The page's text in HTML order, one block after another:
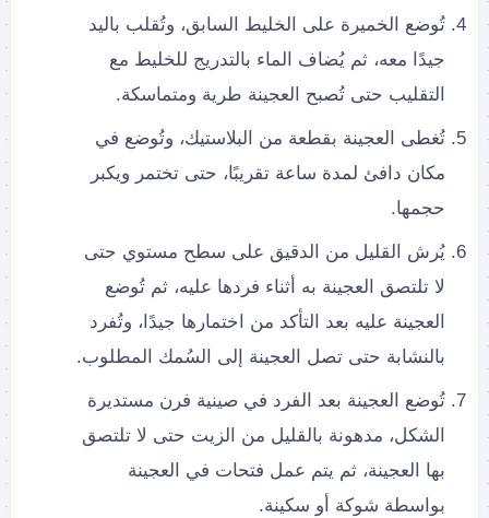
تُوضع الخميرة على الخليط السابق، وتُقلب باليد
جيدًا معه، ثم يُضاف الماء بالتدريج للخليط مع
التقليب حتى تُصبح العجينة طرية ومتماسكة.
تُغطى العجينة بقطعة من البلاستيك، وتُوضع في
مكان دافئ لمدة ساعة تقريبًا، حتى تختمر ويكبر
حجمها.
يُرش القليل من الدقيق على سطح مستوي حتى
لا تلتصق العجينة به أثناء فردها عليه، ثم تُوضع
العجينة عليه بعد التأكد من اختمارها جيدًا، وتُفرد
بالنشابة حتى تصل العجينة إلى السُمك المطلوب.
تُوضع العجينة بعد الفرد في صينية فرن مستديرة
الشكل، مدهونة بالقليل من الزيت حتى لا تلتصق
بها العجينة، ثم يتم عمل فتحات في العجينة
بواسطة شوكة أو سكينة.